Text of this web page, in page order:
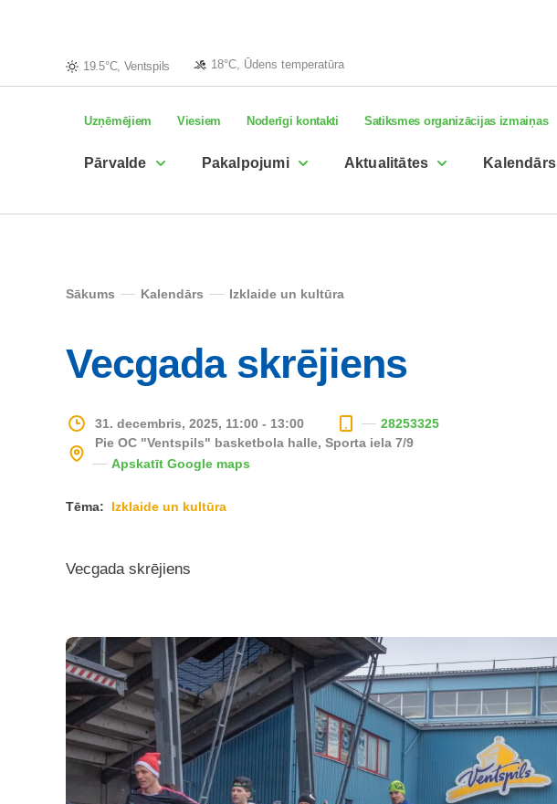
19.5°C, Ventspils 18°C, Ūdens temperatūra
Uzņēmējiem Viesiem Noderīgi kontakti Satiksmes organizācijas izmaiņas
Pārvalde Pakalpojumi Aktualitātes Kalendārs
Sākums Kalendārs Izklaide un kultūra
Vecgada skrējiens
31. decembris, 2025, 11:00 - 13:00
28253325
Pie OC "Ventspils" basketbola halle, Sporta iela 7/9
Apskatīt Google maps
Tēma: Izklaide un kultūra
Vecgada skrējiens